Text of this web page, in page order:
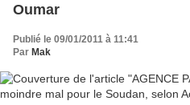
Oumar
Publié le 09/01/2011 à 11:41
Par Mak